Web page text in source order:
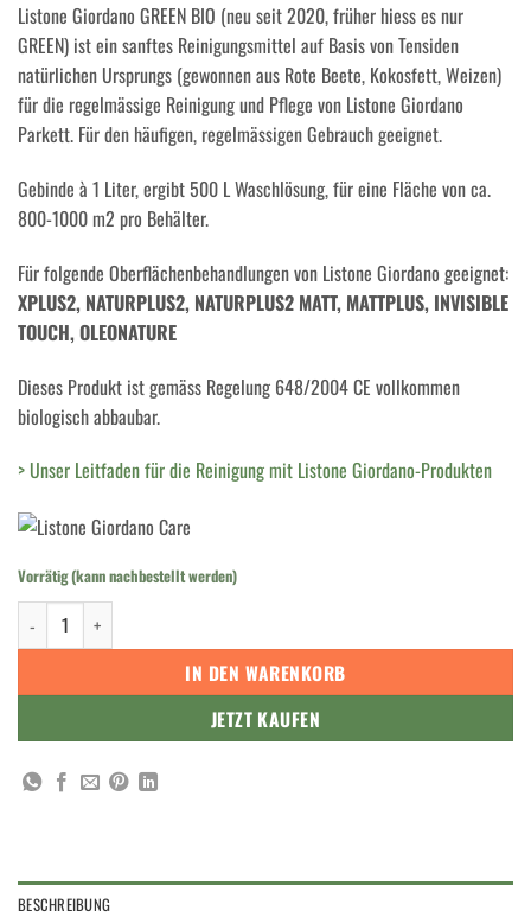
Kundenbewertungen
Listone Giordano GREEN BIO (neu seit 2020, früher hiess es nur
GREEN) ist ein sanftes Reinigungsmittel auf Basis von Tensiden
natürlichen Ursprungs (gewonnen aus Rote Beete, Kokosfett, Weizen)
für die regelmässige Reinigung und Pflege von Listone Giordano
Parkett. Für den häufigen, regelmässigen Gebrauch geeignet.
Gebinde à 1 Liter, ergibt 500 L Waschlösung, für eine Fläche von ca.
800-1000 m2 pro Behälter.
Für folgende Oberflächenbehandlungen von Listone Giordano geeignet:
XPLUS2, NATURPLUS2, NATURPLUS2 MATT, MATTPLUS, INVISIBLE
TOUCH, OLEONATURE
Dieses Produkt ist gemäss Regelung 648/2004 CE vollkommen
biologisch abbaubar.
> Unser Leitfaden für die Reinigung mit Listone Giordano-Produkten
Vorrätig (kann nachbestellt werden)
Listone Giordano GREEN BIO Menge
IN DEN WARENKORB
JETZT KAUFEN
BESCHREIBUNG